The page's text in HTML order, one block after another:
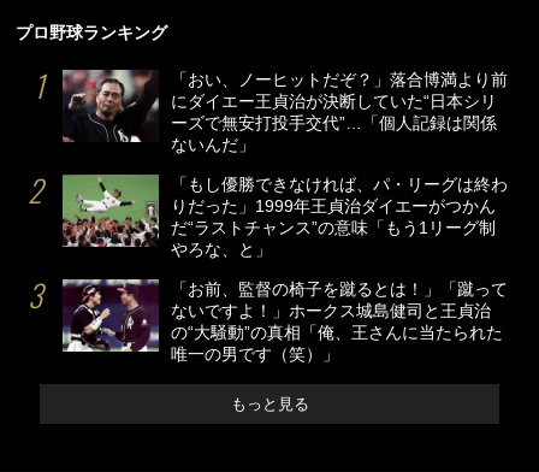
プロ野球ランキング
「おい、ノーヒットだぞ？」落合博満より前
にダイエー王貞治が決断していた“日本シリ
ーズで無安打投手交代”…「個人記録は関係
ないんだ」
「もし優勝できなければ、パ・リーグは終わ
りだった」1999年王貞治ダイエーがつかん
だ“ラストチャンス”の意味「もう1リーグ制
やろな、と」
「お前、監督の椅子を蹴るとは！」「蹴って
ないですよ！」ホークス城島健司と王貞治
の“大騒動”の真相「俺、王さんに当たられた
唯一の男です（笑）」
もっと見る